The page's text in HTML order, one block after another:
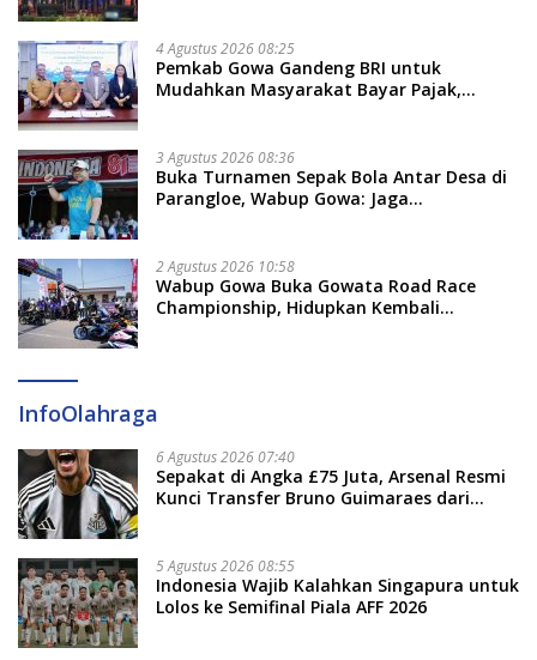
4 Agustus 2026 08:25
Pemkab Gowa Gandeng BRI untuk
Mudahkan Masyarakat Bayar Pajak,
3 Agustus 2026 08:36
Buka Turnamen Sepak Bola Antar Desa di
Parangloe, Wabup Gowa: Jaga
2 Agustus 2026 10:58
Wabup Gowa Buka Gowata Road Race
Championship, Hidupkan Kembali
InfoOlahraga
6 Agustus 2026 07:40
Sepakat di Angka £75 Juta, Arsenal Resmi
Kunci Transfer Bruno Guimaraes dari
5 Agustus 2026 08:55
Indonesia Wajib Kalahkan Singapura untuk
Lolos ke Semifinal Piala AFF 2026